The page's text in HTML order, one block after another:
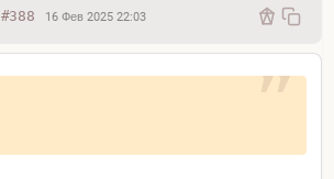
#388 16 Фев 2025 22:03